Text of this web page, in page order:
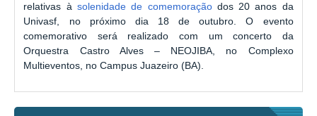
relativas à solenidade de comemoraçãodos 20 anos da
Univasf, no próximo dia 18 de outubro. O evento
comemorativo será realizado com um concerto da
Orquestra Castro Alves – NEOJIBA, no Complexo
Multieventos, no Campus Juazeiro (BA).